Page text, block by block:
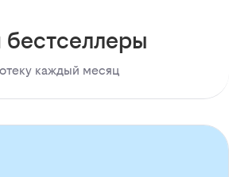
бестселлеры
каждый месяц